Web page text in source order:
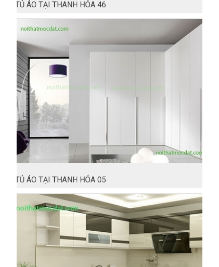
TỦ ÁO TẠI THANH HÓA 46
TỦ ÁO TẠI THANH HÓA 05